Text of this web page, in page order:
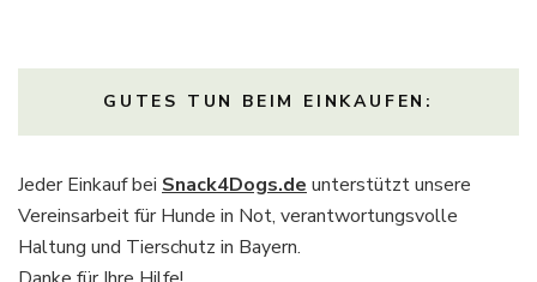
GUTES TUN BEIM EINKAUFEN:
Jeder Einkauf bei Snack4Dogs.de unterstützt unsere
Vereinsarbeit für Hunde in Not, verantwortungsvolle
Haltung und Tierschutz in Bayern.